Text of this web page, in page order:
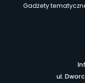
Gadżety
ul.